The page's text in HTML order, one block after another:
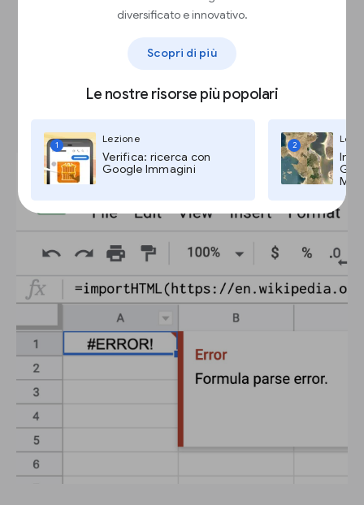
diversificato e innovativo.
Scopri di più
Le nostre risorse più popolari
1
Lezione
Verifica: ricerca con
Google Immagini
2
Risoluzione dei problemi e